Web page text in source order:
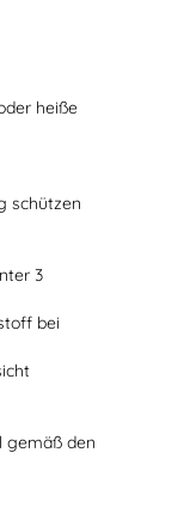
heiße
schützen
3
bei
gemäß den